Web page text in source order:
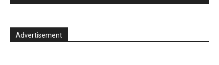
Advertisement